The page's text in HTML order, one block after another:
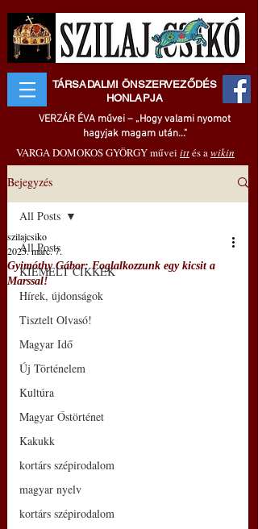
TÁRSADALMI ÖNSZERVEZŐDÉS
HONLAPJA
VERZÁR ÉVA művei – „Hogy valami nyomot
hagyjak magam után..."
VARGA DOMOKOS GYÖRGY művei ittés awikin
Bejegyzés
All Posts
KIEMELT CIKKEK
Hírek, újdonságok
Tisztelt Olvasó!
Magyar Idő
Új Történelem
Kultúra
Magyar Őstörténet
Kakukk
kortárs szépirodalom
magyar nyelv
kortárs szépirodalom
All Posts
Gyimóthy Gábor: Foglalkozzunk egy kicsit a
Marssal!
szilajcsiko
2025. márc. 7.